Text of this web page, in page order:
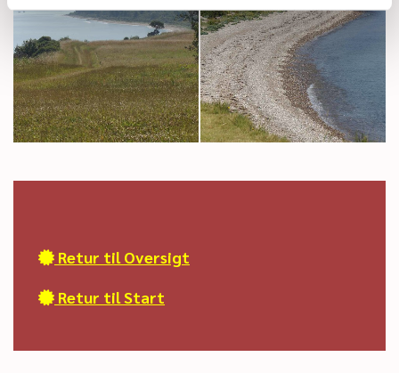
 Retur til Oversigt
 Retur til Start